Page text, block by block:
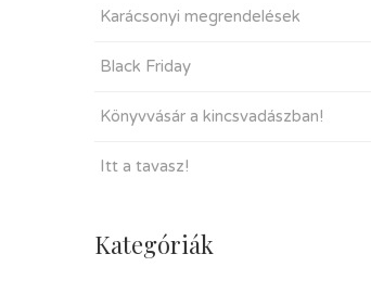
Karácsonyi megrendelések
Black Friday
Könyvvásár a kincsvadászban!
Itt a tavasz!
Kategóriák